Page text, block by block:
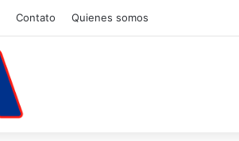
Contato Quienes somos